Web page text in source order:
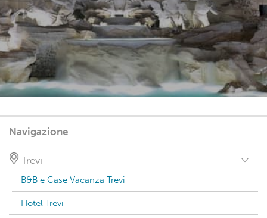
Navigazione
Trevi
B&B e Case Vacanza Trevi
Hotel Trevi